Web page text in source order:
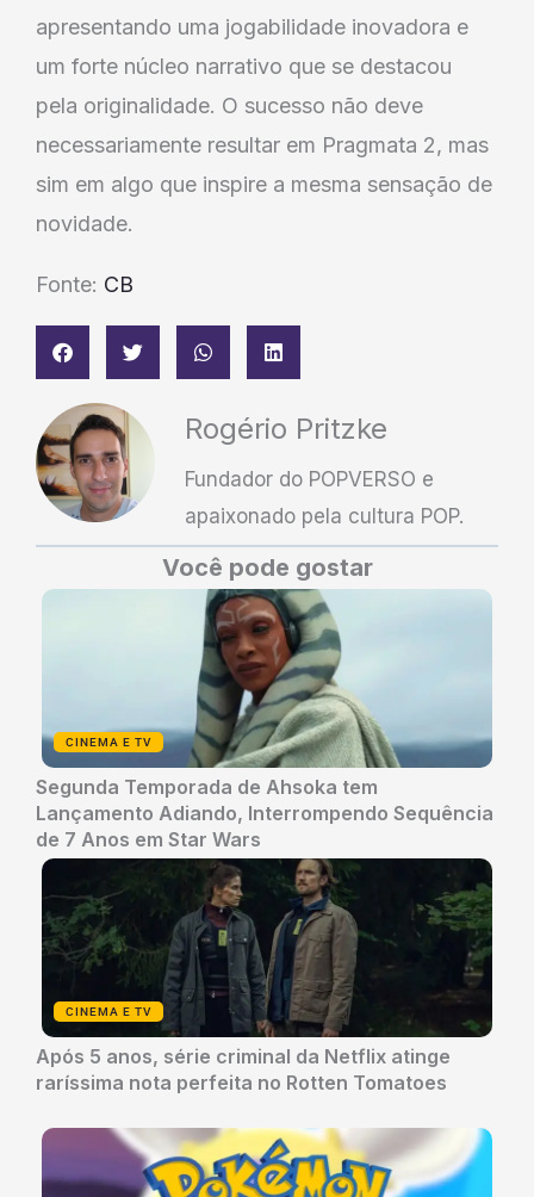
apresentando uma jogabilidade inovadora e
um forte núcleo narrativo que se destacou
pela originalidade. O sucesso não deve
necessariamente resultar em Pragmata 2, mas
sim em algo que inspire a mesma sensação de
novidade.
Fonte: CB
Rogério Pritzke
Fundador do POPVERSO e
apaixonado pela cultura POP.
Você pode gostar
CINEMA E TV
Segunda Temporada de Ahsoka tem
Lançamento Adiando, Interrompendo Sequência
de 7 Anos em Star Wars
CINEMA E TV
Após 5 anos, série criminal da Netflix atinge
raríssima nota perfeita no Rotten Tomatoes